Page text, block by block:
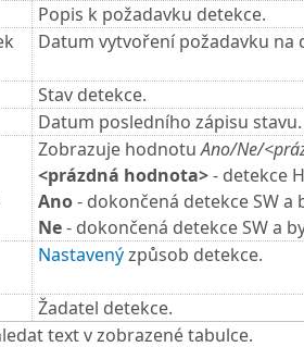
Popis k požadavku detekce.
Datum vytvoření požadavku na
Stav detekce.
Datum posledního zápisu stavu.
Zobrazuje hodnotuAno/Ne/
<prázdná hodnota>- detekce
Ano- dokončená detekce SW a
Ne- dokončená detekce SW a
Nastavenýzpůsob detekce.
Žadatel detekce.
text v zobrazené tabulce.